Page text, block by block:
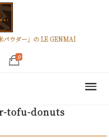
パウダー」の LE GENMAI
0
tofu-donuts